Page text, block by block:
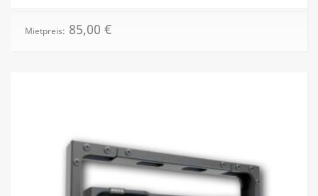
Mietpreis: 85,00 €